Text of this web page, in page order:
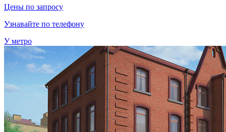
Цены по запросу
Узнавайте по телефону
У метро